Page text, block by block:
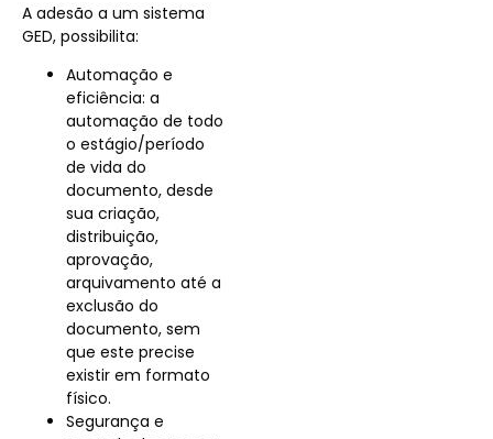
A adesão a um sistema
GED, possibilita:
Automação e
eficiência: a
automação de todo
o estágio/período
de vida do
documento, desde
sua criação,
distribuição,
aprovação,
arquivamento até a
exclusão do
documento, sem
que este precise
existir em formato
físico.
Segurança e